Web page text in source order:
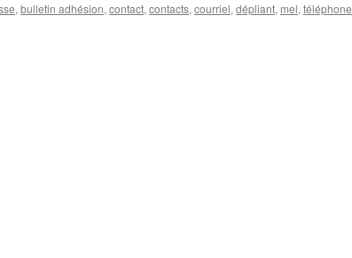
, bulletin adhésion, contact, contacts, courriel, dépliant, mel, téléphone